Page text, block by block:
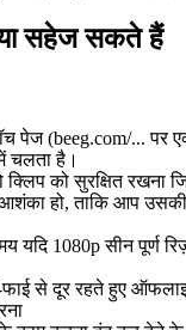
सहेज सकते हैं
पेज (beeg.com/... पर
चलता है।
क्लिप को सुरक्षित रखना
आशंका हो, ताकि आप
यदि 1080p सीन पूर्ण
फाई से दूर रहते हुए